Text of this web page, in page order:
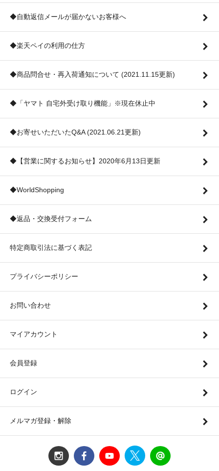
◆自動返信メールが届かないお客様へ
◆楽天ペイの利用の仕方
◆商品問合せ・再入荷通知について (2021.11.15更新)
◆「ヤマト 自宅外受け取り機能」※現在休止中
◆お寄せいただいたQ&A (2021.06.21更新)
◆【営業に関するお知らせ】2020年6月13日更新
◆WorldShopping
◆返品・交換受付フォーム
特定商取引法に基づく表記
プライバシーポリシー
お問い合わせ
マイアカウント
会員登録
ログイン
メルマガ登録・解除